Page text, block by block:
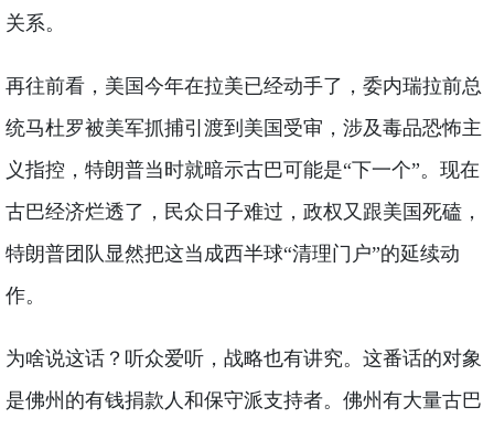
关系。
再往前看，美国今年在拉美已经动手了，委内瑞拉前总
统马杜罗被美军抓捕引渡到美国受审，涉及毒品恐怖主
义指控，特朗普当时就暗示古巴可能是“下一个”。现在
古巴经济烂透了，民众日子难过，政权又跟美国死磕，
特朗普团队显然把这当成西半球“清理门户”的延续动
作。
为啥说这话？听众爱听，战略也有讲究。 这番话的对象
是佛州的有钱捐款人和保守派支持者。佛州有大量古巴